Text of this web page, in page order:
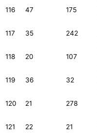
116 47 175
117 35 242
118 20 107
119 36 32
120 21 278
121 22 21